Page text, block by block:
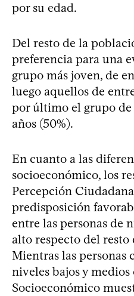
por su edad.
Del resto de la
preferencia para una
grupo más joven, de
luego aquellos de
por último el grupo de
años (50%).
En cuanto a las
socioeconómico, los
Percepción
predisposición
entre las personas de
alto respecto del resto
Mientras las personas
niveles bajos y
Socioeconómico